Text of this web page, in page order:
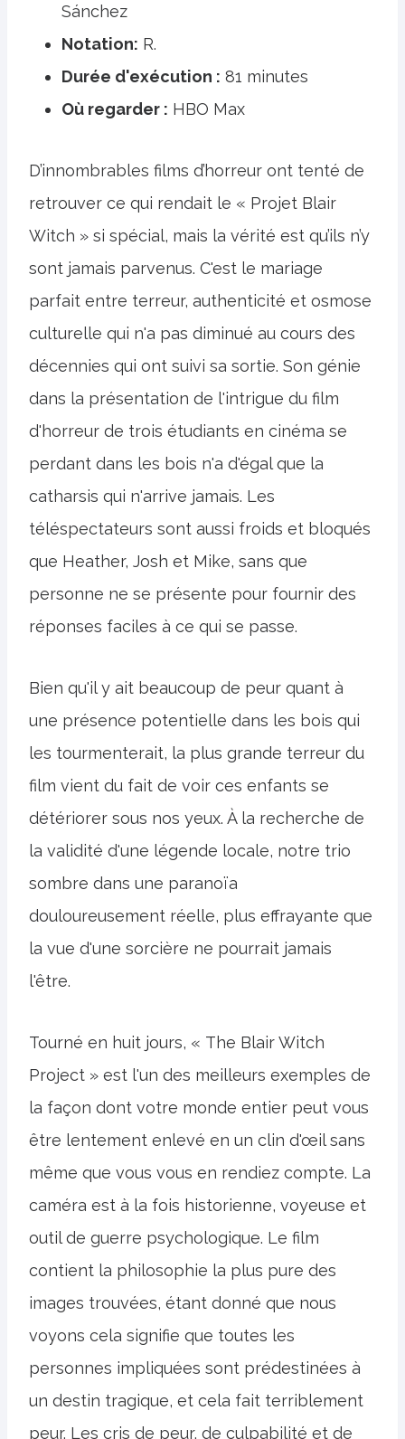
Sánchez
Notation: R.
Durée d'exécution : 81 minutes
Où regarder : HBO Max
D’innombrables films d’horreur ont tenté de
retrouver ce qui rendait le « Projet Blair
Witch » si spécial, mais la vérité est qu’ils n’y
sont jamais parvenus. C'est le mariage
parfait entre terreur, authenticité et osmose
culturelle qui n'a pas diminué au cours des
décennies qui ont suivi sa sortie. Son génie
dans la présentation de l'intrigue du film
d'horreur de trois étudiants en cinéma se
perdant dans les bois n'a d'égal que la
catharsis qui n'arrive jamais. Les
téléspectateurs sont aussi froids et bloqués
que Heather, Josh et Mike, sans que
personne ne se présente pour fournir des
réponses faciles à ce qui se passe.
Bien qu'il y ait beaucoup de peur quant à
une présence potentielle dans les bois qui
les tourmenterait, la plus grande terreur du
film vient du fait de voir ces enfants se
détériorer sous nos yeux. À la recherche de
la validité d'une légende locale, notre trio
sombre dans une paranoïa
douloureusement réelle, plus effrayante que
la vue d'une sorcière ne pourrait jamais
l'être.
Tourné en huit jours, « The Blair Witch
Project » est l'un des meilleurs exemples de
la façon dont votre monde entier peut vous
être lentement enlevé en un clin d'œil sans
même que vous vous en rendiez compte. La
caméra est à la fois historienne, voyeuse et
outil de guerre psychologique. Le film
contient la philosophie la plus pure des
images trouvées, étant donné que nous
voyons cela signifie que toutes les
personnes impliquées sont prédestinées à
un destin tragique, et cela fait terriblement
peur. Les cris de peur, de culpabilité et de